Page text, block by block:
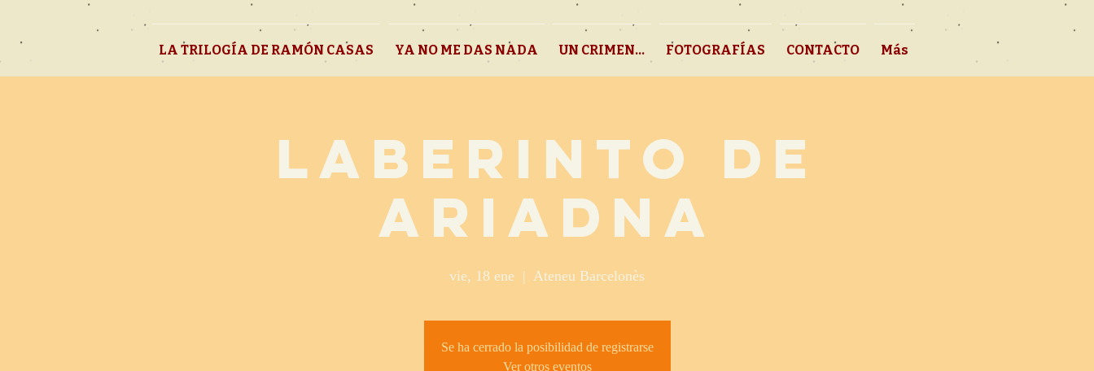
LA TRILOGÍA DE RAMÓN CASAS YA NO ME DAS NADA UN CRIMEN... FOTOGRAFÍAS CONTACTO Más
LABERINTO DE
ARIADNA
vie, 18 ene
  |
Ateneu Barcelonès
Se ha cerrado la posibilidad de registrarse
Ver otros eventos